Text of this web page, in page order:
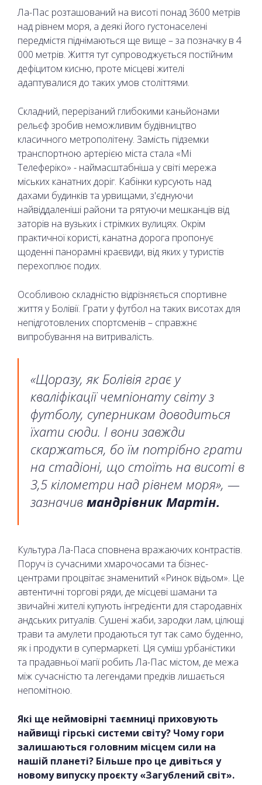
Ла-Пас розташований на висоті понад 3600 метрів
над рівнем моря, а деякі його густонаселені
передмістя піднімаються ще вище – за позначку в 4
000 метрів. Життя тут супроводжується постійним
дефіцитом кисню, проте місцеві жителі
адаптувалися до таких умов століттями.
Складний, перерізаний глибокими каньйонами
рельєф зробив неможливим будівництво
класичного метрополітену. Замість підземки
транспортною артерією міста стала «Мі
Телеферіко» - наймасштабніша у світі мережа
міських канатних доріг. Кабінки курсують над
дахами будинків та урвищами, з'єднуючи
найвіддаленіші райони та рятуючи мешканців від
заторів на вузьких і стрімких вулицях. Окрім
практичної користі, канатна дорога пропонує
щоденні панорамні краєвиди, від яких у туристів
перехоплює подих.
Особливою складністю відрізняється спортивне
життя у Болівії. Грати у футбол на таких висотах для
непідготовлених спортсменів – справжнє
випробування на витривалість.
«Щоразу, як Болівія грає у
кваліфікації чемпіонату світу з
футболу, суперникам доводиться
їхати сюди. І вони завжди
скаржаться, бо їм потрібно грати
на стадіоні, що стоїть на висоті в
3,5 кілометри над рівнем моря», —
зазначив мандрівник Мартін.
Культура Ла-Паса сповнена вражаючих контрастів.
Поруч із сучасними хмарочосами та бізнес-
центрами процвітає знаменитий «Ринок відьом». Це
автентичні торгові ряди, де місцеві шамани та
звичайні жителі купують інгредієнти для стародавніх
андських ритуалів. Сушені жаби, зародки лам, цілющі
трави та амулети продаються тут так само буденно,
як і продукти в супермаркеті. Ця суміш урбаністики
та прадавньої магії робить Ла-Пас містом, де межа
між сучасністю та легендами предків лишається
непомітною.
Які ще неймовірні таємниці приховують
найвищі гірські системи світу? Чому гори
залишаються головним місцем сили на
нашій планеті? Більше про це дивіться у
новому випуску проєкту «Загублений світ».